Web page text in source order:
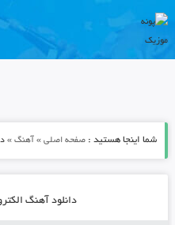
شما اینجا هستید : صفحه اصلی» آهنگ»
دانلود آهنگ